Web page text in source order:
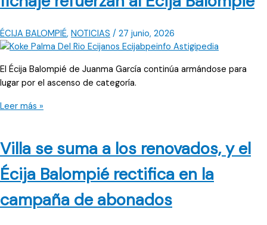
el
Écija
ÉCIJA BALOMPIÉ, NOTICIAS / 27 junio, 2026
El Écija Balompié de Juanma García continúa armándose para
lugar por el ascenso de categoría.
Tres
un
fichaje
al
Leer más »
Villa se suma a los renovados, y el
Écija Balompié rectifica en la
campaña de abonados